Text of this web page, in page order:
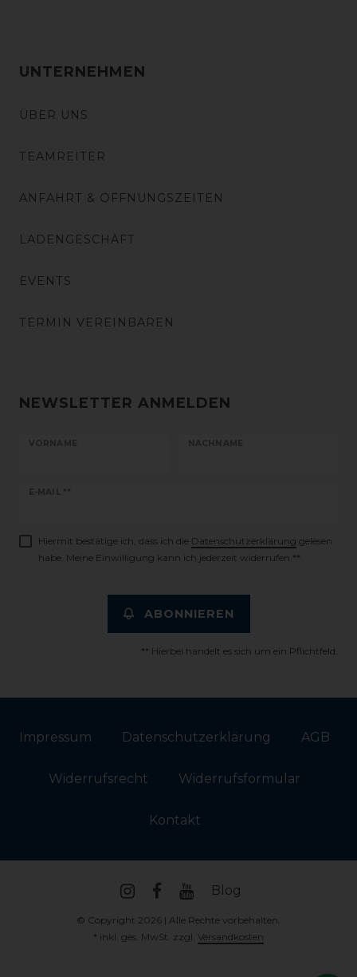
UNTERNEHMEN
ÜBER UNS
TEAMREITER
ANFAHRT & ÖFFNUNGSZEITEN
LADENGESCHÄFT
EVENTS
TERMIN VEREINBAREN
NEWSLETTER ANMELDEN
VORNAME NACHNAME
E-MAIL **
Newsletter
Hiermit bestätige ich, dass ich die Daten­schutz­erklärung gelesen
habe. Meine Einwilligung kann ich jederzeit widerrufen.**
ABONNIEREN
** Hierbei handelt es sich um ein Pflichtfeld.
Impressum Daten­schutz­erklärung AGB
Widerrufs­recht Widerrufs­formular
Kontakt
Blog
© Copyright 2026 | Alle Rechte vorbehalten.
* inkl. ges. MwSt. zzgl. Versandkosten